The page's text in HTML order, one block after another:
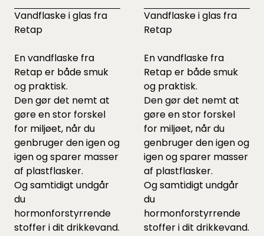
Vandflaske i glas fra
Retap
En vandflaske fra
Retap er både smuk
og praktisk.
Den gør det nemt at
gøre en stor forskel
for miljøet, når du
genbruger den igen og
igen og sparer masser
af plastflasker.
Og samtidigt undgår
du
hormonforstyrrende
stoffer i dit drikkevand.
Vandflaske i glas fra
Retap
En vandflaske fra
Retap er både smuk
og praktisk.
Den gør det nemt at
gøre en stor forskel
for miljøet, når du
genbruger den igen og
igen og sparer masser
af plastflasker.
Og samtidigt undgår
du
hormonforstyrrende
stoffer i dit drikkevand.